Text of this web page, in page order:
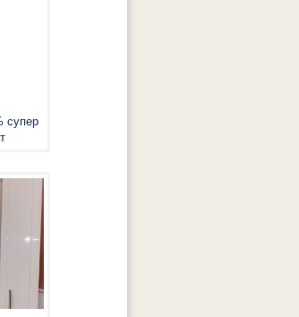
супер